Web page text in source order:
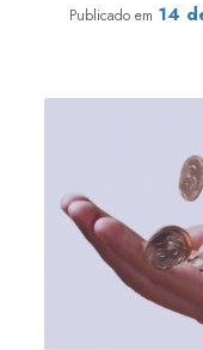
Publicado em 14